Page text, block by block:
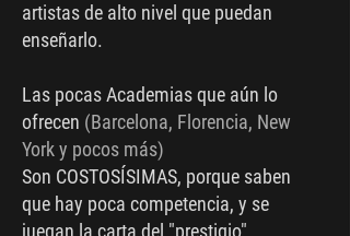
artistas de alto nivel que puedan
enseñarlo.
Las pocas Academias que aún lo
ofrecen (Barcelona, Florencia, New
York y pocos más)
Son COSTOSÍSIMAS, porque saben
que hay poca competencia, y se
juegan la carta del "prestigio"